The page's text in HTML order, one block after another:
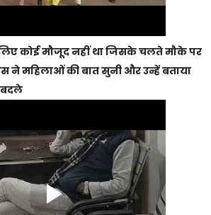
कोई मौजूद नहीं था जिसके चलते मौके पर
ने महिलाओं की बात सुनी और उन्हें बताया
बदले